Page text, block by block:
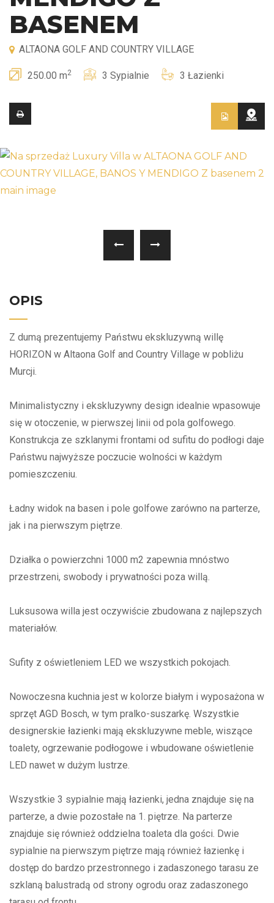
BASENEM
ALTAONA GOLF AND COUNTRY VILLAGE
250.00 m2 3 Sypialnie 3 Łazienki
OPIS
Z dumą prezentujemy Państwu ekskluzywną willę
HORIZON w Altaona Golf and Country Village w pobliżu
Murcji.
Minimalistyczny i ekskluzywny design idealnie wpasowuje
się w otoczenie, w pierwszej linii od pola golfowego.
Konstrukcja ze szklanymi frontami od sufitu do podłogi daje
Państwu najwyższe poczucie wolności w każdym
pomieszczeniu.
Ładny widok na basen i pole golfowe zarówno na parterze,
jak i na pierwszym piętrze.
Działka o powierzchni 1000 m2 zapewnia mnóstwo
przestrzeni, swobody i prywatności poza willą.
Luksusowa willa jest oczywiście zbudowana z najlepszych
materiałów.
Sufity z oświetleniem LED we wszystkich pokojach.
Nowoczesna kuchnia jest w kolorze białym i wyposażona w
sprzęt AGD Bosch, w tym pralko-suszarkę. Wszystkie
designerskie łazienki mają ekskluzywne meble, wiszące
toalety, ogrzewanie podłogowe i wbudowane oświetlenie
LED nawet w dużym lustrze.
Wszystkie 3 sypialnie mają łazienki, jedna znajduje się na
parterze, a dwie pozostałe na 1. piętrze. Na parterze
znajduje się również oddzielna toaleta dla gości. Dwie
sypialnie na pierwszym piętrze mają również łazienkę i
dostęp do bardzo przestronnego i zadaszonego tarasu ze
szklaną balustradą od strony ogrodu oraz zadaszonego